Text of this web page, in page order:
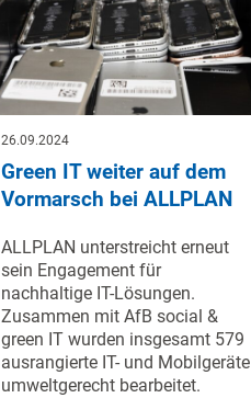
26.09.2024
Green IT weiter auf dem
Vormarsch bei ALLPLAN
ALLPLAN unterstreicht erneut
sein Engagement für
nachhaltige IT-Lösungen.
Zusammen mit AfB social &
green IT wurden insgesamt 579
ausrangierte IT- und Mobilgeräte
umweltgerecht bearbeitet.